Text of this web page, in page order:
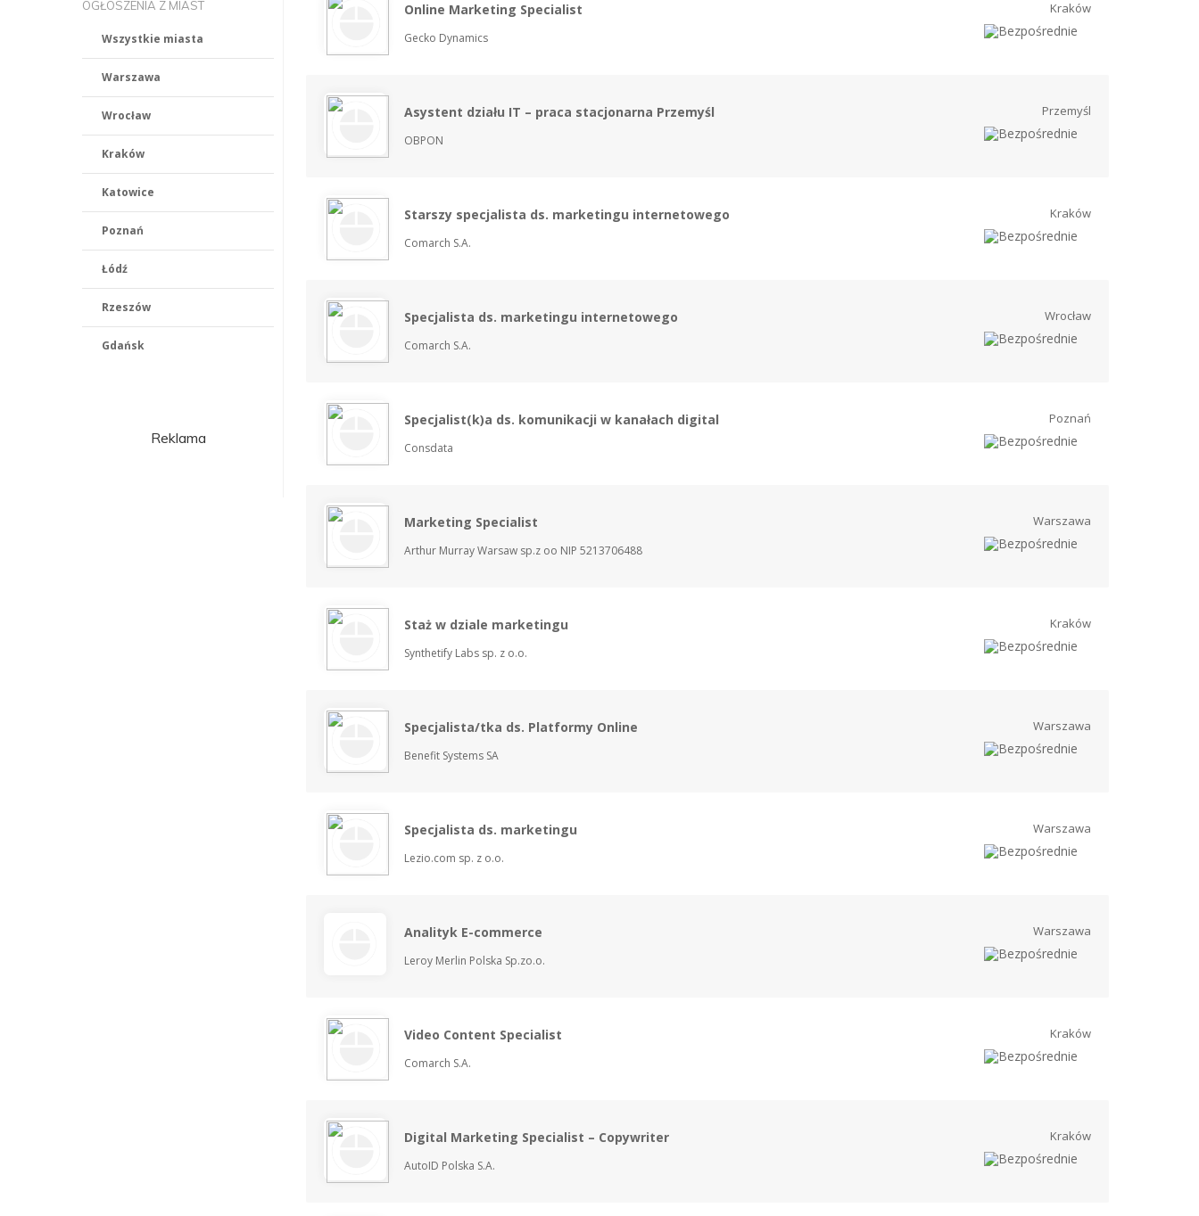
OGŁOSZENIA Z MIAST
Wszystkie miasta
Warszawa
Wrocław
Kraków
Katowice
Poznań
Łódź
Rzeszów
Gdańsk
Reklama
Online Marketing Specialist
Gecko Dynamics
Kraków
Asystent działu IT – praca stacjonarna Przemyśl
OBPON
Przemyśl
Starszy specjalista ds. marketingu internetowego
Comarch S.A.
Kraków
Specjalista ds. marketingu internetowego
Comarch S.A.
Wrocław
Specjalist(k)a ds. komunikacji w kanałach digital
Consdata
Poznań
Marketing Specialist
Arthur Murray Warsaw sp.z oo NIP 5213706488
Warszawa
Staż w dziale marketingu
Synthetify Labs sp. z o.o.
Kraków
Specjalista/tka ds. Platformy Online
Benefit Systems SA
Warszawa
Specjalista ds. marketingu
Lezio.com sp. z o.o.
Warszawa
Analityk E-commerce
Leroy Merlin Polska Sp.zo.o.
Warszawa
Video Content Specialist
Comarch S.A.
Kraków
Digital Marketing Specialist – Copywriter
AutoID Polska S.A.
Kraków